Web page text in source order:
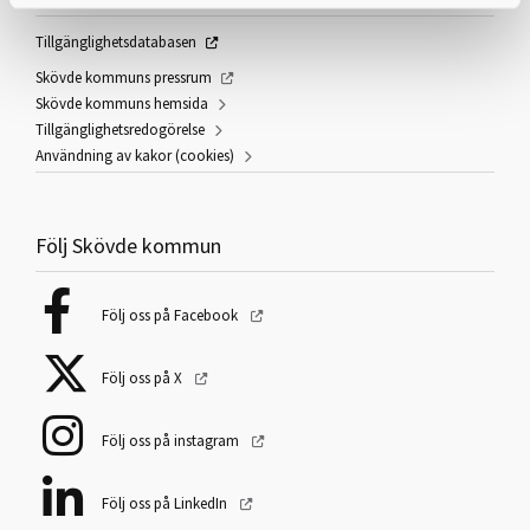
Tillgänglighetsdatabasen
Skövde kommuns pressrum
Skövde kommuns hemsida
Tillgänglighetsredogörelse
Användning av kakor (cookies)
Följ Skövde kommun
Följ oss på Facebook
Följ oss på X
Följ oss på instagram
Följ oss på LinkedIn